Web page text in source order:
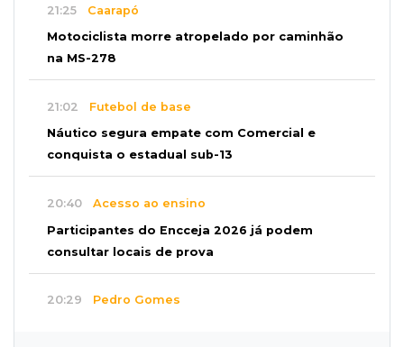
21:25 Caarapó
Motociclista morre atropelado por caminhão
na MS-278
21:02 Futebol de base
Náutico segura empate com Comercial e
conquista o estadual sub-13
20:40 Acesso ao ensino
Participantes do Encceja 2026 já podem
consultar locais de prova
20:29 Pedro Gomes